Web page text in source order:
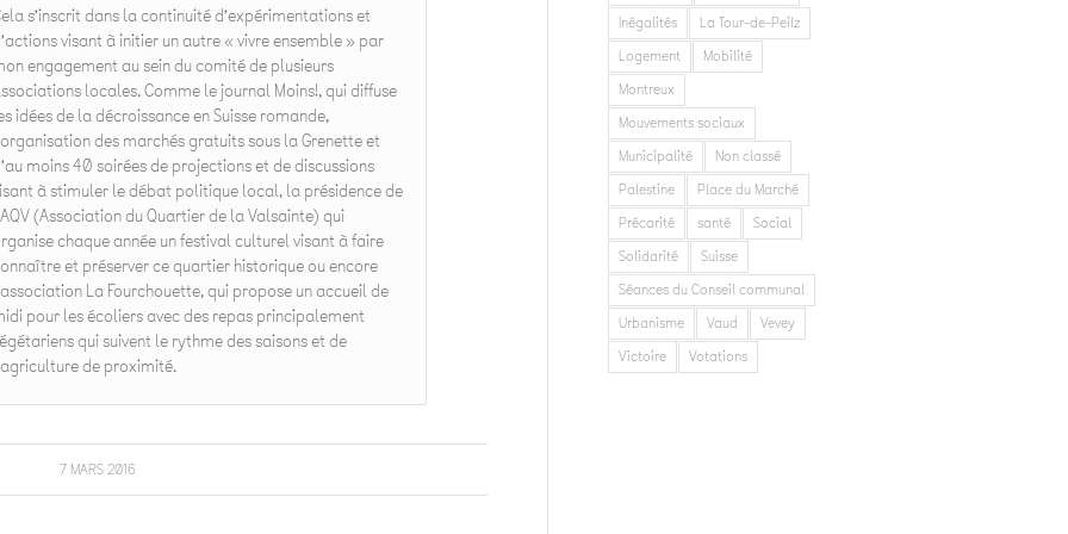
s’inscrit dans la continuité d’expérimentations et
visant à initier un autre « vivre ensemble » par
engagement au sein du comité de plusieurs
locales. Comme le journal Moins!, qui diffuse
idées de la décroissance en Suisse romande,
des marchés gratuits sous la Grenette et
moins 40 soirées de projections et de discussions
à stimuler le débat politique local, la présidence de
(Association du Quartier de la Valsainte) qui
chaque année un festival culturel visant à faire
et préserver ce quartier historique ou encore
La Fourchouette, qui propose un accueil de
pour les écoliers avec des repas principalement
qui suivent le rythme des saisons et de
de proximité.
7 MARS 2016
Inégalités
La Tour-de-Peilz
Logement
Mobilité
Montreux
Mouvements sociaux
Municipalité
Non classé
Palestine
Place du Marché
Précarité
santé
Social
Solidarité
Suisse
Séances du Conseil communal
Urbanisme
Vaud
Vevey
Victoire
Votations